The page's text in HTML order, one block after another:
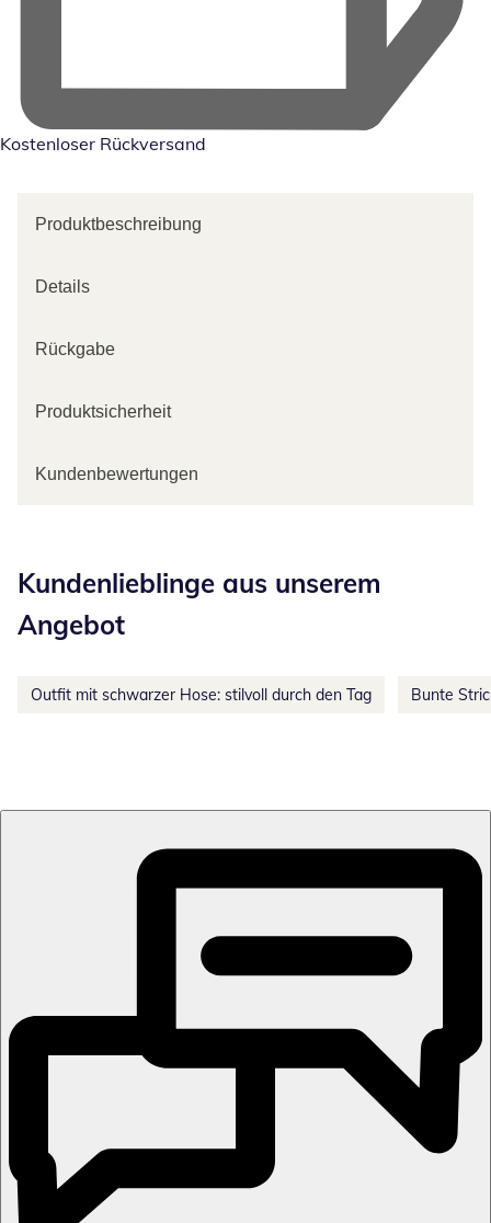
Kostenloser Rückversand
Produktbeschreibung
Details
Rückgabe
Produktsicherheit
Kundenbewertungen
Kundenlieblinge aus unserem
Angebot
Outfit mit schwarzer Hose: stilvoll durch den Tag Bunte